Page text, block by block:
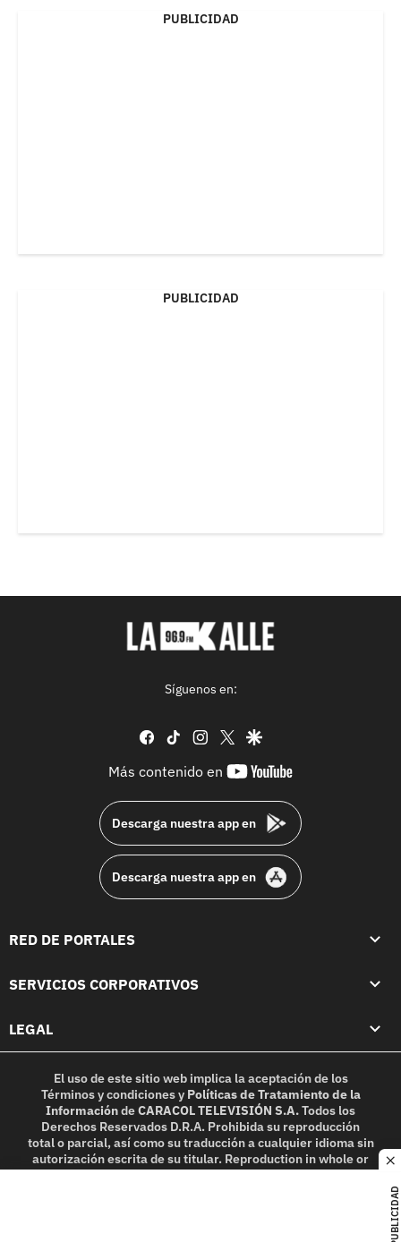
PUBLICIDAD
PUBLICIDAD
PUBLICIDAD
Síguenos en:
facebook
tiktok instagram
twittergoogle
Más contenido en
youtube-
Descarga nuestra app en
Descarga nuestra app en
RED DE PORTALES
SERVICIOS CORPORATIVOS
LEGAL
El uso de este sitio web implica la aceptación de los
Términos y condicionesy Políticas de Tratamiento de la
InformacióndeCARACOL TELEVISIÓN S.A.Todos los
Derechos Reservados D.R.A. Prohibida su reproducción
total o parcial, así como su traducción a cualquier idioma sin
autorización escrita de su titular. Reproduction in whole or
in part, or translation without written permission is